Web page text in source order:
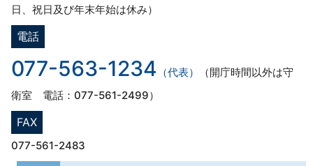
日、祝日及び年末年始は休み）
電話
077-563-1234 （代表）
（開庁時間以外は守
衛室 電話：077-561-2499）
FAX
077-561-2483